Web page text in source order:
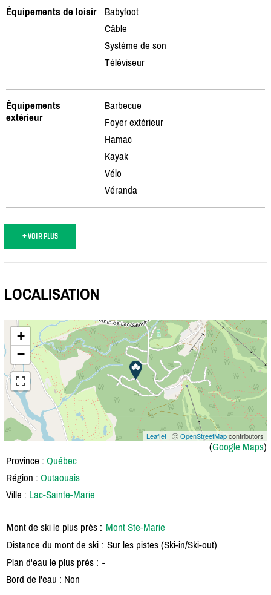
Équipements de loisir
Babyfoot
Câble
Système de son
Téléviseur
Équipements
extérieur
Barbecue
Foyer extérieur
Hamac
Kayak
Vélo
Véranda
+ VOIR PLUS
LOCALISATION
+
−
Leaflet | ⒸOpenStreetMapcontributors
(Google Maps)
Province : Québec
Région : Outaouais
Ville : Lac-Sainte-Marie
Mont de ski le plus près : Mont Ste-Marie
Distance du mont de ski : Sur les pistes (Ski-in/Ski-out)
Plan d'eau le plus près : -
Bord de l'eau : Non